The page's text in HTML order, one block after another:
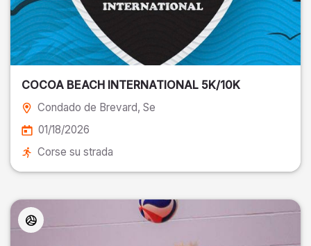
COCOA BEACH INTERNATIONAL 5K/10K
Condado de Brevard, Se
01/18/2026
Corse su strada